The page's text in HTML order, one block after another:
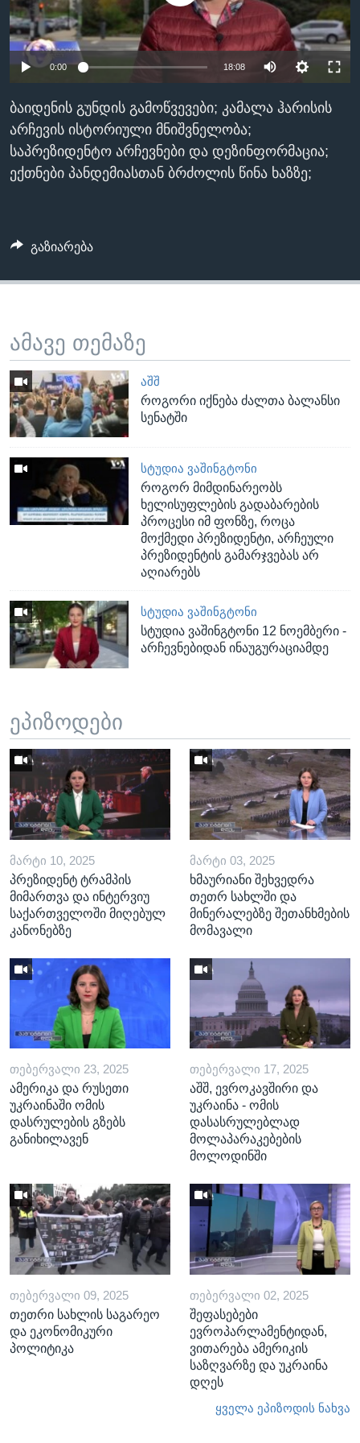
ᲡᲢᲣᲓᲘᲐ ᲕᲐᲨᲘᲜᲒᲢᲝᲜᲘ
ᲔᲙᲝᲜᲝᲛᲘᲙᲐ
ᲯᲐᲜᲛᲠᲗᲔᲚᲝᲑᲐ
ᲛᲔᲪᲜᲘᲔᲠᲔᲑᲐ
ᲘᲜᲢᲔᲠᲕᲘᲣ
ᲙᲣᲚᲢᲣᲠᲐ
ᲒᲐᲚᲘᲚᲔᲝ
Learning English
ᲗᲕᲐᲚᲘ ᲒᲕᲐᲓᲔᲕᲜᲔᲗ
ენები
0:00 18:08
ბაიდენის გუნდის გამოწვევები; კამალა ჰარისის
არჩევის ისტორიული მნიშვნელობა;
საპრეზიდენტო არჩევნები და დეზინფორმაცია;
ექთნები პანდემიასთან ბრძოლის წინა ხაზზე;
გაზიარება
ამავე თემაზე
ᲐᲨᲨ
როგორი იქნება ძალთა ბალანსი
სენატში
ᲡᲢᲣᲓᲘᲐ ᲕᲐᲨᲘᲜᲒᲢᲝᲜᲘ
როგორ მიმდინარეობს
ხელისუფლების გადაბარების
პროცესი იმ ფონზე, როცა
მოქმედი პრეზიდენტი, არჩეული
პრეზიდენტის გამარჯვებას არ
აღიარებს
ᲡᲢᲣᲓᲘᲐ ᲕᲐᲨᲘᲜᲒᲢᲝᲜᲘ
სტუდია ვაშინგტონი 12 ნოემბერი -
არჩევნებიდან ინაუგურაციამდე
ეპიზოდები
ᲛᲐᲠᲢᲘ 10, 2025
პრეზიდენტ ტრამპის
მიმართვა და ინტერვიუ
საქართველოში მიღებულ
კანონებზე
ᲛᲐᲠᲢᲘ 03, 2025
ხმაურიანი შეხვედრა
თეთრ სახლში და
მინერალებზე შეთანხმების
მომავალი
ᲗᲔᲑᲔᲠᲕᲐᲚᲘ 23, 2025
ამერიკა და რუსეთი
უკრაინაში ომის
დასრულების გზებს
განიხილავენ
ᲗᲔᲑᲔᲠᲕᲐᲚᲘ 17, 2025
აშშ, ევროკავშირი და
უკრაინა - ომის
დასასრულებლად
მოლაპარაკებების
მოლოდინში
ᲗᲔᲑᲔᲠᲕᲐᲚᲘ 09, 2025
თეთრი სახლის საგარეო
და ეკონომიკური
პოლიტიკა
ᲗᲔᲑᲔᲠᲕᲐᲚᲘ 02, 2025
შეფასებები
ევროპარლამენტიდან,
ვითარება ამერიკის
საზღვარზე და უკრაინა
დღეს
ყველა ეპიზოდის ნახვა